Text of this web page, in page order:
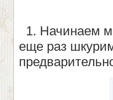
1. Начинаем
еще раз